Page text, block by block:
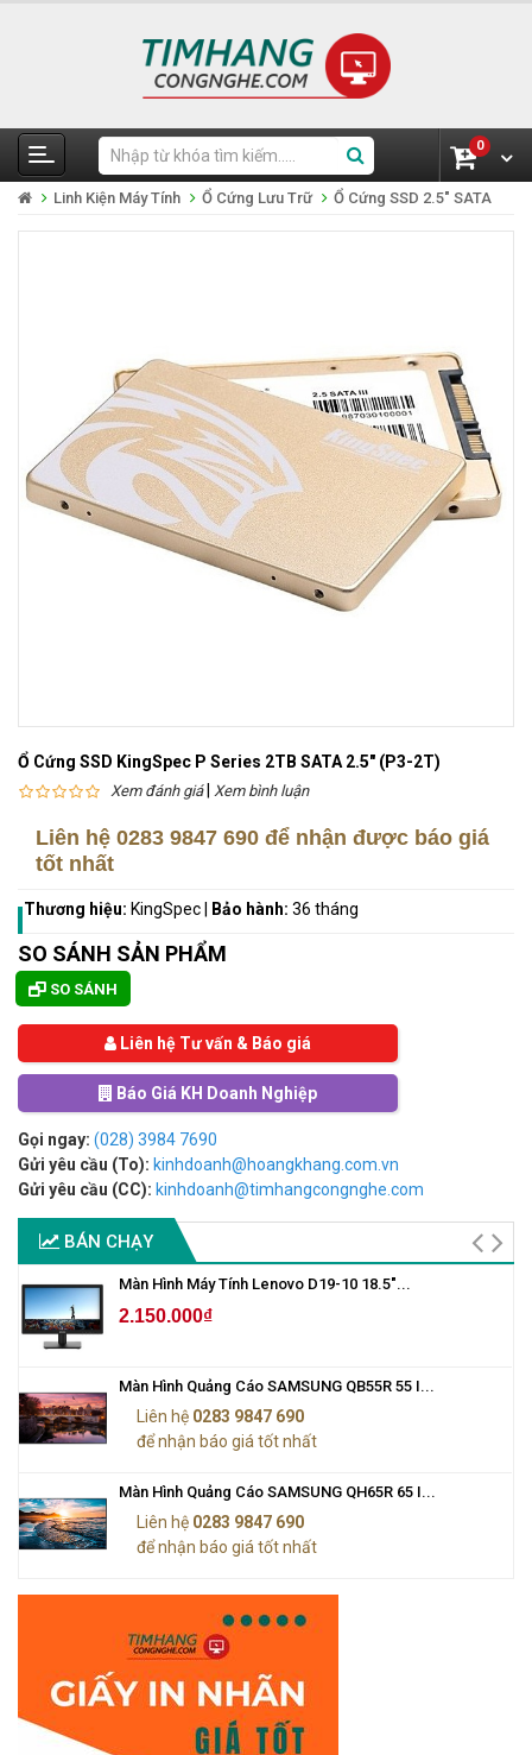
0
Linh Kiện Máy Tính Ổ Cứng Lưu Trữ Ổ Cứng SSD 2.5" SATA
Ổ Cứng SSD KingSpec P Series 2TB SATA 2.5" (P3-2T)
Xem đánh giá| Xem bình luận
Liên hệ 0283 9847 690 để nhận được báo giá
tốt nhất
Thương hiệu: KingSpec Bảo hành: 36 tháng
SO SÁNH SẢN PHẨM
SO SÁNH
Liên hệ Tư vấn & Báo giá
Báo Giá KH Doanh Nghiệp
Gọi ngay: (028) 3984 7690
Gửi yêu cầu (To): kinhdoanh@hoangkhang.com.vn
Gửi yêu cầu (CC): kinhdoanh@timhangcongnghe.com
BÁN CHẠY
Màn Hình Máy Tính Lenovo D19-10 18.5"...
2.150.000₫
Màn Hình Quảng Cáo SAMSUNG QB55R 55 I...
Liên hệ 0283 9847 690
để nhận báo giá tốt nhất
Màn Hình Quảng Cáo SAMSUNG QH65R 65 I...
Liên hệ 0283 9847 690
để nhận báo giá tốt nhất